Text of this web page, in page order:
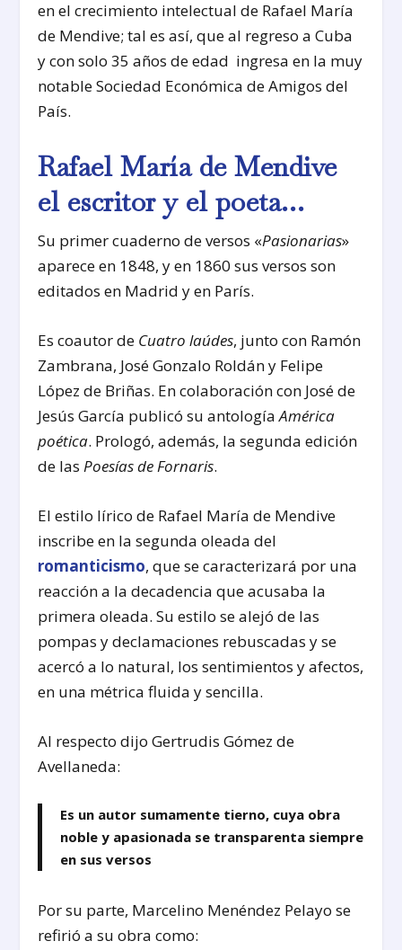
en el crecimiento intelectual de Rafael María
de Mendive; tal es así, que al regreso a Cuba
y con solo 35 años de edad ingresa en la muy
notable Sociedad Económica de Amigos del
País.
Rafael María de Mendive
el escritor y el poeta…
Su primer cuaderno de versos «Pasionarias»
aparece en 1848, y en 1860 sus versos son
editados en Madrid y en París.
Es coautor de Cuatro laúdes, junto con Ramón
Zambrana, José Gonzalo Roldán y Felipe
López de Briñas. En colaboración con José de
Jesús García publicó su antologíaAmérica
poética. Prologó, además, la segunda edición
de lasPoesías de Fornaris.
El estilo lírico de Rafael María de Mendive
inscribe en la segunda oleada del
romanticismo, que se caracterizará por una
reacción a la decadencia que acusaba la
primera oleada. Su estilo se alejó de las
pompas y declamaciones rebuscadas y se
acercó a lo natural, los sentimientos y afectos,
en una métrica fluida y sencilla.
Al respecto dijo Gertrudis Gómez de
Avellaneda:
Es un autor sumamente tierno, cuya obra
noble y apasionada se transparenta siempre
en sus versos
Por su parte, Marcelino Menéndez Pelayo se
refirió a su obra como: